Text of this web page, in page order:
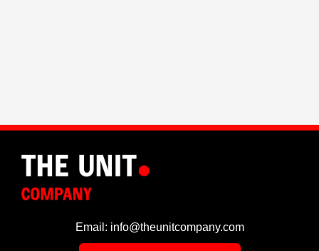
Email: info@theunitcompany.com